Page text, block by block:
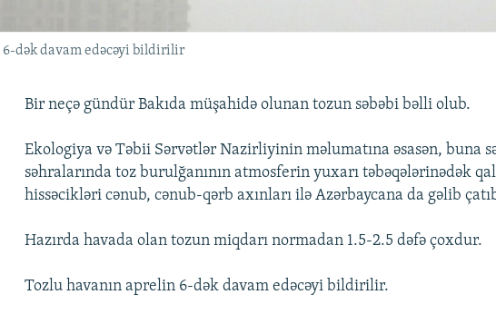
6-dək davam edəcəyi bildirilir
Bir neçə gündür Bakıda müşahidə olunan tozun səbəbi bəlli olub.
Ekologiya və Təbii Sərvətlər Nazirliyinin məlumatına əsasən, buna
səhralarında toz burulğanının atmosferin yuxarı təbəqələrinədək
hissəcikləri cənub, cənub-qərb axınları ilə Azərbaycana da gəlib
Hazırda havada olan tozun miqdarı normadan 1.5-2.5 dəfə çoxdur.
Tozlu havanın aprelin 6-dək davam edəcəyi bildirilir.